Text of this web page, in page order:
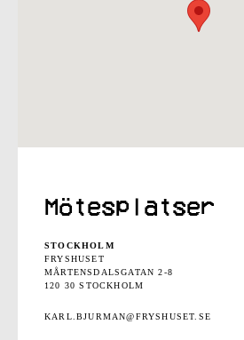
Mötesplatser
STOCKHOLM
FRYSHUSET
MÅRTENSDALSGATAN 2-8
120 30 STOCKHOLM
KARL.BJURMAN@FRYSHUSET.SE